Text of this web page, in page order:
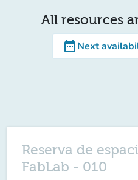
All resources
date_rangeNext
Reserva de
FabLab - 010